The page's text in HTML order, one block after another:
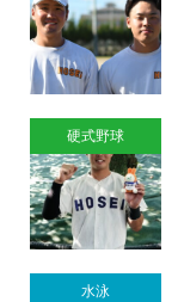
硬式野球
水泳